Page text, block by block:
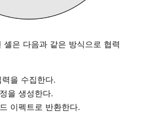
셸은 다음과 같은 방식으로 협력
을 수집한다.
을 생성한다.
이펙트로 반환한다.